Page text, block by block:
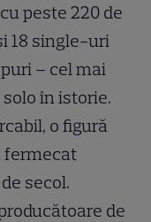
peste 220 de
18 single-uri
– cel mai
în istorie.
o figură
fermecat
secol.
de